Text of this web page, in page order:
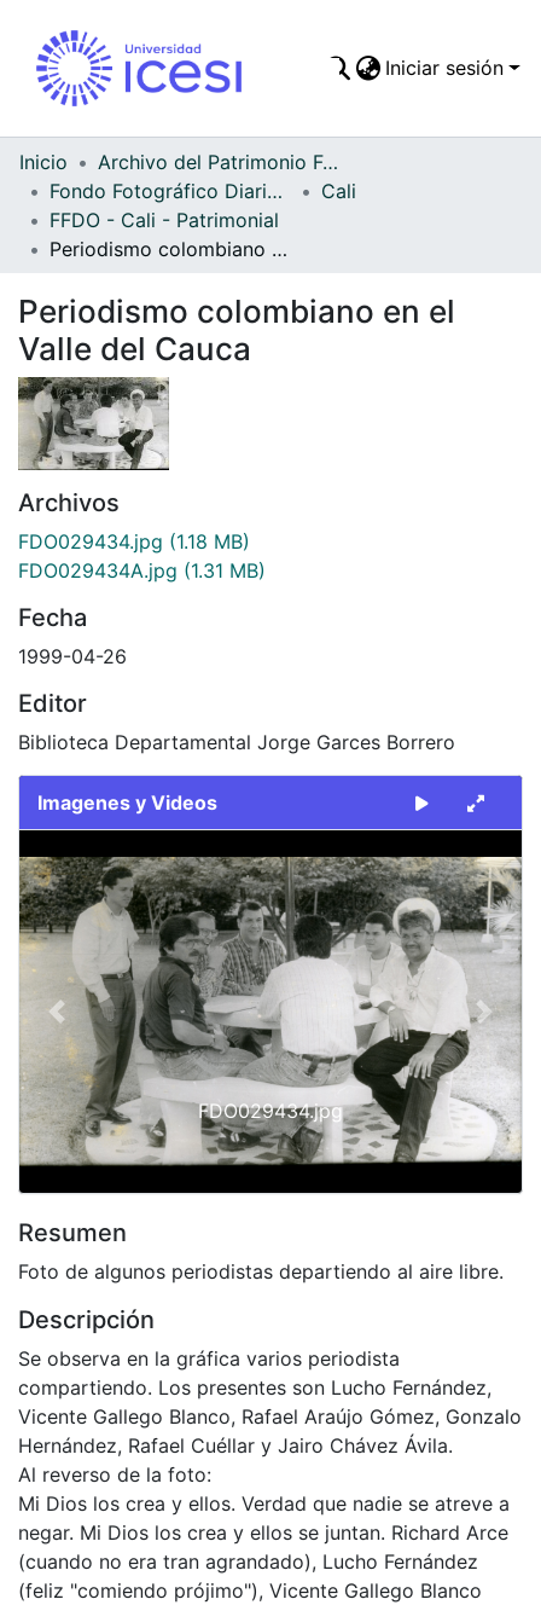
Todo DSpace
Estadísticas
Iniciar sesión
Inicio
Archivo del Patrimonio Fotográfico y Fílmico del Valle del Cauca
Fondo Fotográfico Diario Occidente
Cali
FFDO - Cali - Patrimonial
Periodismo colombiano en el Valle del Cauca
Periodismo colombiano en el
Valle del Cauca
Archivos
FDO029434.jpg (1.18 MB)
FDO029434A.jpg (1.31 MB)
Fecha
1999-04-26
Editor
Biblioteca Departamental Jorge Garces Borrero
Imagenes y Videos
FDO029434.jpg
Previous Next
Resumen
Foto de algunos periodistas departiendo al aire libre.
Descripción
Se observa en la gráfica varios periodista
compartiendo. Los presentes son Lucho Fernández,
Vicente Gallego Blanco, Rafael Araújo Gómez, Gonzalo
Hernández, Rafael Cuéllar y Jairo Chávez Ávila.
Al reverso de la foto:
Mi Dios los crea y ellos. Verdad que nadie se atreve a
negar. Mi Dios los crea y ellos se juntan. Richard Arce
(cuando no era tran agrandado), Lucho Fernández
(feliz "comiendo prójimo"), Vicente Gallego Blanco